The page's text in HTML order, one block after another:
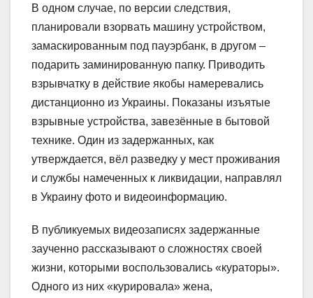
В одном случае, по версии следствия,
планировали взорвать машину устройством,
замаскированным под пауэрбанк, в другом –
подарить заминированную папку. Приводить
взрывчатку в действие якобы намеревались
дистанционно из Украины. Показаны изъятые
взрывные устройства, завезённые в бытовой
технике. Один из задержанных, как
утверждается, вёл разведку у мест проживания
и службы намеченных к ликвидации, направлял
в Украину фото и видеоинформацию.
В публикуемых видеозаписях задержанные
заученно рассказывают о сложностях своей
жизни, которыми воспользовались «кураторы».
Одного из них «курировала» жена,